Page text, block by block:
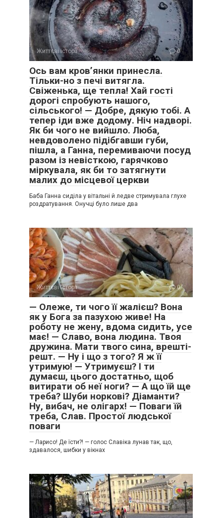
Життєві історії 0
Ось вам кров’янки принесла.
Тільки-но з печі витягла.
Свіженька, ще тепла! Хай гості
дорогі спробують нашого,
сільського! — Добре, дякую тобі. А
тепер іди вже додому. Ніч надворі.
Як би чого не вийшло. Люба,
невдоволено підібгавши губи,
пішла, а Ганна, перемиваючи посуд
разом із невісткою, гарячково
міркувала, як би то затягнути
малих до місцевої церкви
Баба Ганна сиділа у вітальні й ледве стримувала глухе
роздратування. Онучці було лише два
Життєві історії 0
— Олеже, ти чого її жалієш? Вона
як у Бога за пазухою живе! На
роботу не жену, вдома сидить, усе
має! — Славо, вона людина. Твоя
дружина. Мати твого сина, врешті-
решт. — Ну і що з того? Я ж її
утримую! — Утримуєш? І ти
думаєш, цього достатньо, щоб
витирати об неї ноги? — А що їй ще
треба? Шуби норкові? Діаманти?
Ну, вибач, не олігарх! — Поваги їй
треба, Слав. Простої людської
поваги
— Ларисо! Де їсти?! — голос Славіка лунав так, що,
здавалося, шибки у вікнах